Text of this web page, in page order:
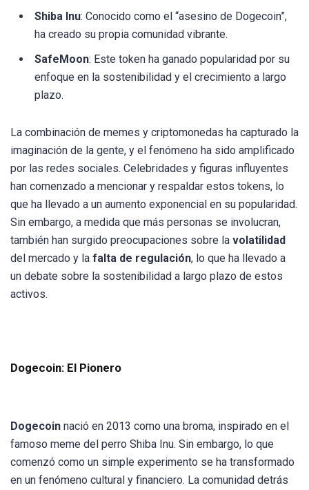
Shiba Inu: Conocido como el “asesino de Dogecoin”,
ha creado su propia comunidad vibrante.
SafeMoon: Este token ha ganado popularidad por su
enfoque en la sostenibilidad y el crecimiento a largo
plazo.
La combinación de memes y criptomonedas ha capturado la
imaginación de la gente, y el fenómeno ha sido amplificado
por las redes sociales. Celebridades y figuras influyentes
han comenzado a mencionar y respaldar estos tokens, lo
que ha llevado a un aumento exponencial en su popularidad.
Sin embargo, a medida que más personas se involucran,
también han surgido preocupaciones sobre la volatilidad
del mercado y la falta de regulación, lo que ha llevado a
un debate sobre la sostenibilidad a largo plazo de estos
activos.
Dogecoin: El Pionero
Dogecoin nació en 2013 como una broma, inspirado en el
famoso meme del perro Shiba Inu. Sin embargo, lo que
comenzó como un simple experimento se ha transformado
en un fenómeno cultural y financiero. La comunidad detrás